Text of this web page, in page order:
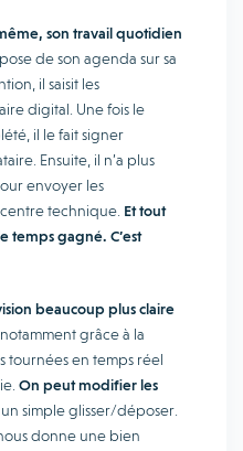
son travail quotidien
de son agenda sur sa
il saisit les
digital. Une fois le
il le fait signer
Ensuite, il n’a plus
envoyer les
technique. Et tout
temps gagné. C’est
beaucoup plus claire
, notamment grâce à la
tournées en temps réel
On peut modifier les
simple glisser/déposer.
donne une bien